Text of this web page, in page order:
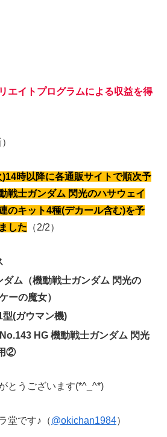
エイトプログラムによる収益を得
時以降に各通販サイトで順次予
戦士ガンダム 閃光のハサウェイ
のキット4種(デカール含む)を予
した （2/2）
ダム（機動戦士ガンダム 閃光の
ーの魔女）
型(ガウマン機)
HG 機動戦士ガンダム 閃光
②
とうございます(*^_^*)
堂です♪（@okichan1984）